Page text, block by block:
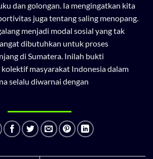
dan golongan. Ia mengingatkan kita
juga tentang saling menopang.
menjadi modal sosial yang tak
dibutuhkan untuk proses
di Sumatera. Inilah bukti
kolektif masyarakat Indonesia dalam
selalu diwarnai dengan